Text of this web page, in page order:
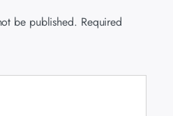
be published. Required